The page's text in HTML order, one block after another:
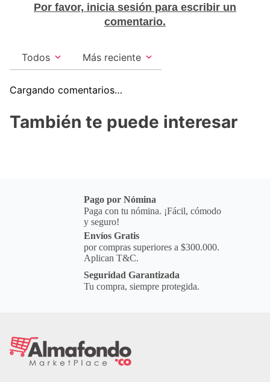
Por favor, inicia sesión para escribir un
comentario.
Más reciente
Todos
Cargando comentarios…
También te puede interesar
Pago por Nómina
Paga con tu nómina. ¡Fácil, cómodo
y seguro!
Envíos Gratis
por compras superiores a $300.000.
Aplican T&C.
Seguridad Garantizada
Tu compra, siempre protegida.